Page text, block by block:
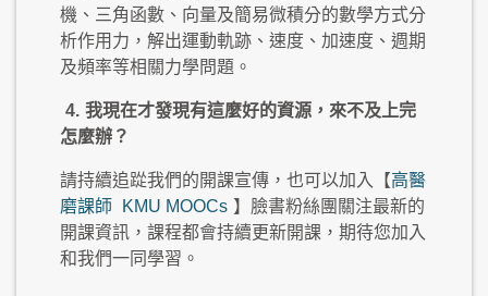
機、三角函數、向量及簡易微積分的數學方式分
析作用力，解出運動軌跡、速度、加速度、週期
及頻率等相關力學問題。
4. 我現在才發現有這麼好的資源，來不及上完
怎麼辦？
請持續追踨我們的開課宣傳，也可以加入【高醫
磨課師
KMU MOOCs 】臉書粉絲團關注最新的
開課資訊，課程都會持續更新開課，期待您加入
和我們一同學習。